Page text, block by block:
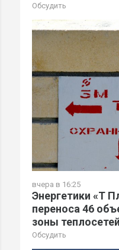
Обсудить
вчера в 16:25
Энергетики «Т
переноса 46
зоны
Обсудить